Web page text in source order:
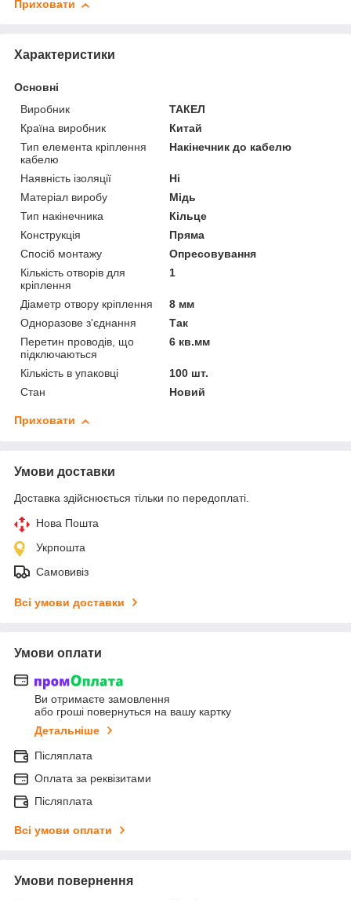
Приховати
Характеристики
Основні
Виробник
ТАКЕЛ
Країна виробник
Китай
Тип елемента кріплення
кабелю
Накінечник до кабелю
Наявність ізоляції
Ні
Матеріал виробу
Мідь
Тип накінечника
Кільце
Конструкція
Пряма
Спосіб монтажу
Опресовування
Кількість отворів для
кріплення
1
Діаметр отвору кріплення
8 мм
Одноразове з'єднання
Так
Перетин проводів, що
підключаються
6 кв.мм
Кількість в упаковці
100 шт.
Стан
Новий
Приховати
Умови доставки
Доставка здійснюється тільки по передоплаті.
Нова Пошта
Укрпошта
Самовивіз
Всі умови доставки
Умови оплати
Ви отримаєте замовлення
або гроші повернуться на вашу картку
Детальніше
Післяплата
Оплата за реквізитами
Післяплата
Всі умови оплати
Умови повернення